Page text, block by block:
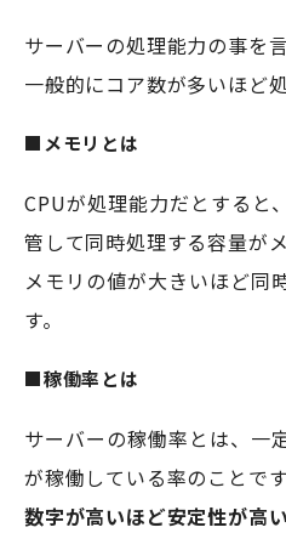
サーバーの処理能力の事を言
一般的にコア数が多いほど
■メモリとは
CPUが処理能力だとすると
管して同時処理する容量が
メモリの値が大きいほど同
す。
■稼働率とは
サーバーの稼働率とは、一
が稼働している率のことです
数字が高いほど安定性が高い